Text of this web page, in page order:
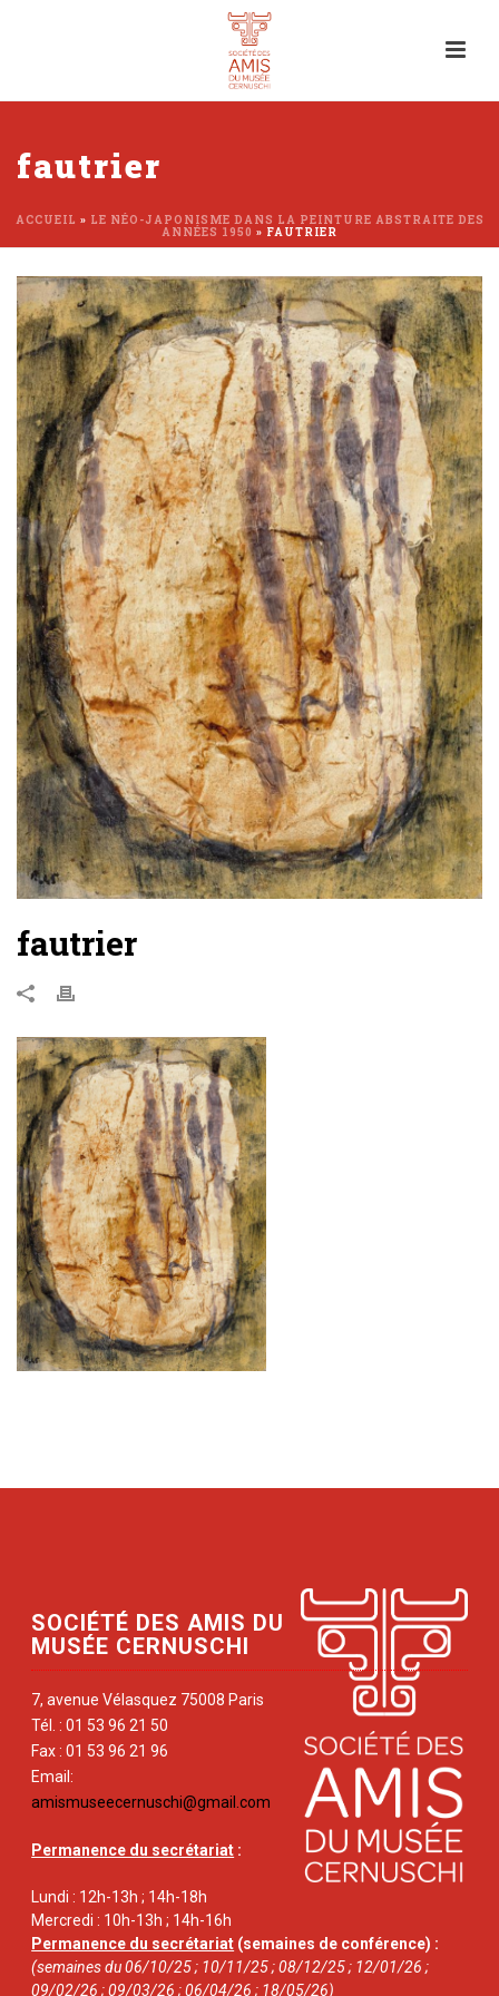
fautrier
ACCUEIL » LE NÉO-JAPONISME DANS LA PEINTURE ABSTRAITE DES
ANNÉES 1950 » FAUTRIER
fautrier
SOCIÉTÉ DES AMIS DU
MUSÉE CERNUSCHI
7, avenue Vélasquez 75008 Paris
Tél. : 01 53 96 21 50
Fax : 01 53 96 21 96
Email:
amismuseecernuschi@gmail.com
Permanence du secrétariat :
Lundi : 12h-13h ; 14h-18h
Mercredi : 10h-13h ; 14h-16h
Permanence du secrétariat (semaines de conférence) :
(semaines du 06/10/25 ; 10/11/25 ; 08/12/25 ; 12/01/26 ;
09/02/26 ; 09/03/26 ; 06/04/26 ; 18/05/26)